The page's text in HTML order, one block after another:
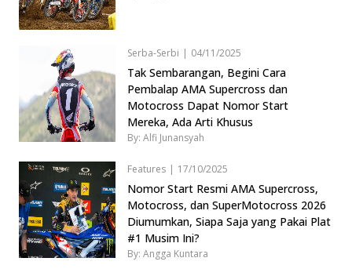
Serba-Serbi | 04/11/2025
Tak Sembarangan, Begini Cara
Pembalap AMA Supercross dan
Motocross Dapat Nomor Start
Mereka, Ada Arti Khusus
By: Alfi Junansyah
Features | 17/10/2025
Nomor Start Resmi AMA Supercross,
Motocross, dan SuperMotocross 2026
Diumumkan, Siapa Saja yang Pakai Plat
#1 Musim Ini?
By: Angga Kuntara